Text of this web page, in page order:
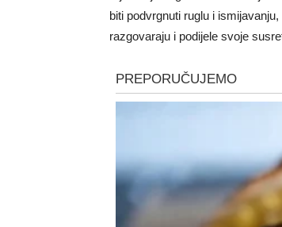
biti podvrgnuti ruglu i
razgovaraju i podijele svoje